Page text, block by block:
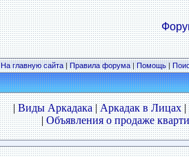
На главную сайта|Правила форума|Помощь|
|Виды Аркадака|Аркадак в Лицах|
|Объявления о продаже